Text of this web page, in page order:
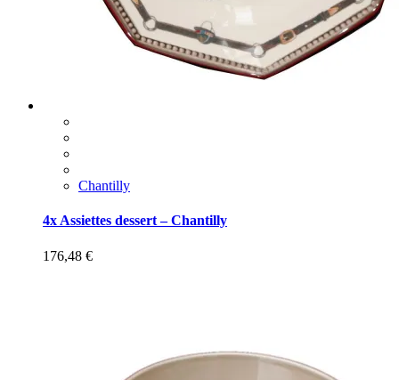
Chantilly
4x Assiettes dessert – Chantilly
176,48 €